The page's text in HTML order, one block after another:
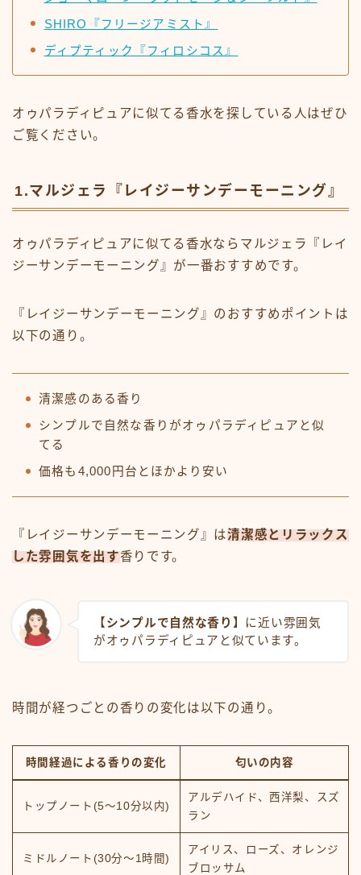
SHIRO『フリージアミスト』
ディプティック『フィロシコス』
オゥパラディピュアに似てる香水を探している人はぜひ
ご覧ください。
1.マルジェラ『レイジーサンデーモーニング』
オゥパラディピュアに似てる香水ならマルジェラ『レイ
ジーサンデーモーニング』が一番おすすめです。
『レイジーサンデーモーニング』のおすすめポイントは
以下の通り。
清潔感のある香り
シンプルで自然な香りがオゥパラディピュアと似
てる
価格も4,000円台とほかより安い
『レイジーサンデーモーニング』は清潔感とリラックス
した雰囲気を出す香りです。
【シンプルで自然な香り】 に近い雰囲気
がオゥパラディピュアと似ています。
時間が経つごとの香りの変化は以下の通り。
時間経過による香りの変化 匂いの内容
トップノート(5～10分以内)
アルデハイド、西洋梨、スズ
ラン
ミドルノート(30分～1時間)
アイリス、ローズ、オレンジ
ブロッサム